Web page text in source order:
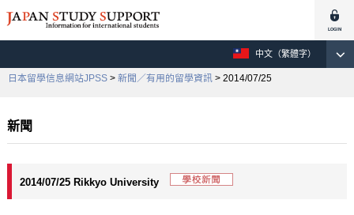
中文（繁體字）
日本留學信息網站JPSS > 新聞／有用的留學資訊 > 2014/07/25
新聞
2014/07/25 Rikkyo University